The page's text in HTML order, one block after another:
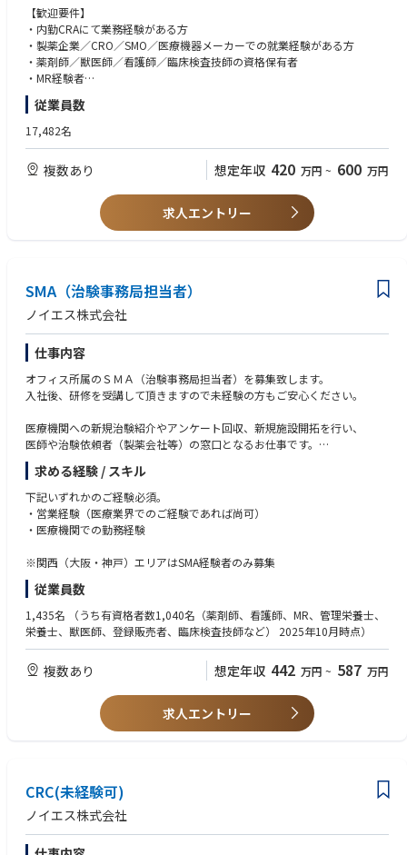
■ワールドインテックRDの強み
理念：社員を単に「アウトソーシング」するのではなく社員・配属先と共
に働きながら成長する「コ・ソーシング」の形を目指しています。
実績：国各地の約250もの契約企業・大学・研究機関が配属先です。
■同社の特徴・魅力：
た大手メーカーに研究者のスキル、知識、経験を提供しています。そのプ
ロジェクトはいずれも、新素材の開発や医薬品の探索といった未来の新製
品や新技術の礎となる研究開発です。
【キャリアパスの豊富さ】CRAでのご経験を積んでから、安全性情報管理
業務担当者や研究職・薬事等へのチャレンジも可能です。定期的な面談や
ャリアチェンジをサポートします。社員の働きやすさをバックアップする
体制の充実が、低い離職率にも現れています。
【歓迎要件】
・内勤CRAにて業務経験がある方
・製薬企業／CRO／SMO／医療機器メーカーでの就業経験がある方
・薬剤師／獣医師／看護師／臨床検査技師の資格保有者
・MR経験者
・英語力をお持ちの方（推奨：TOEIC600点以上）
【求める人材】
L 医師とのコミュニケーション経験のある方、歓迎
◎好奇心を持ち積極的に学んでいける方
◎これまでの経験を活かし、キャリアアップ／キャリアチェンジしたい方
従業員数
17,482名
複数あり 想定年収 420 万円 ~ 600 万円
求人エントリー
SMA（治験事務局担当者）
ノイエス株式会社
仕事内容
オフィス所属のＳＭＡ（治験事務局担当者）を募集致します。
入社後、研修を受講して頂きますので未経験の方もご安心ください。
医療機関への新規治験紹介やアンケート回収、新規施設開拓を行い、
医師や治験依頼者（製薬会社等）の窓口となるお仕事です。
また、治験をスムーズに行えるよう、医師や関連部門のアポイント取得等
の院内調整、契約書の作成や管理、各種委員会の申請手続きなどの業務を
ご担当頂きます。
治験事務局は営業的側面と事務的側面を併せ持つお仕事です。
治験を依頼する製薬企業側と受け入れる医療機関側、双方の間に立ち、お
やりがいのあるお仕事です。
求める経験 / スキル
下記いずれかのご経験必須。
・営業経験（医療業界でのご経験であれば尚可）
・医療機関での勤務経験
※関西（大阪・神戸）エリアはSMA経験者のみ募集
従業員数
1,435名
（うち有資格者数1,040名（薬剤師、看護師、MR、管理栄養士、
栄養士、獣医師、登録販売者、臨床検査技師など） 2025年10月時点）
複数あり 想定年収 442 万円 ~ 587 万円
求人エントリー
CRC(未経験可)
ノイエス株式会社